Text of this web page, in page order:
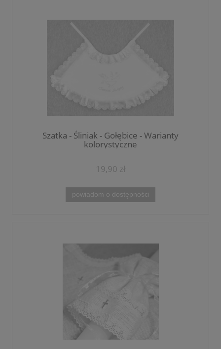
Szatka - Śliniak - Gołębice - Warianty
kolorystyczne
19,90 zł
powiadom o dostępności